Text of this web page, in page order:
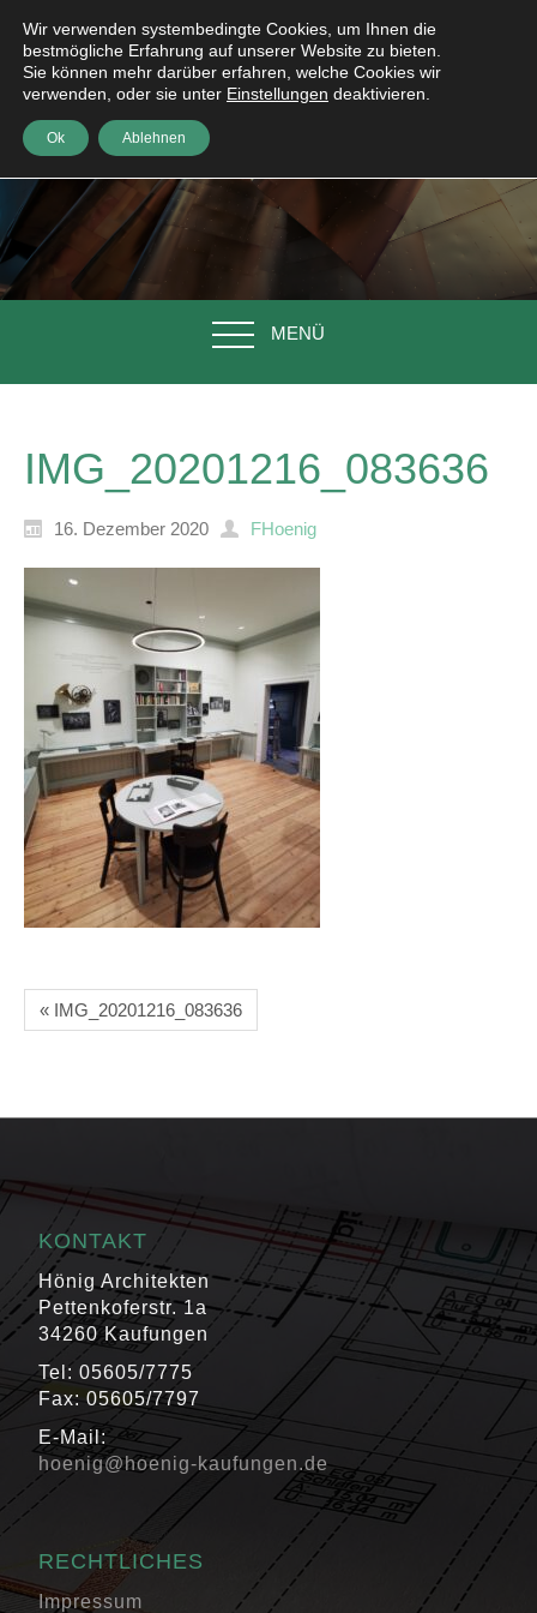
MENÜ
IMG_20201216_083636
16. Dezember 2020 FHoenig
« IMG_20201216_083636
KONTAKT
Hönig Architekten
Pettenkoferstr. 1a
34260 Kaufungen
Tel: 05605/7775
Fax: 05605/7797
E-Mail:
hoenig@hoenig-kaufungen.de
RECHTLICHES
Impressum
Wir verwenden systembedingte Cookies, um Ihnen die
bestmögliche Erfahrung auf unserer Website zu bieten.
Sie können mehr darüber erfahren, welche Cookies wir
verwenden, oder sie unter Einstellungen deaktivieren.
Ok Ablehnen